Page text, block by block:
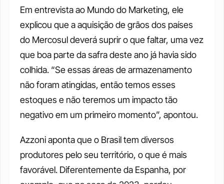
Em entrevista ao Mundo do Marketing, ele
explicou que a aquisição de grãos dos países
do Mercosul deverá suprir o que faltar, uma vez
que boa parte da safra deste ano já havia sido
colhida. “Se essas áreas de armazenamento
não foram atingidas, então temos esses
estoques e não teremos um impacto tão
negativo em um primeiro momento”, apontou.
Azzoni aponta que o Brasil tem diversos
produtores pelo seu território, o que é mais
favorável. Diferentemente da Espanha, por